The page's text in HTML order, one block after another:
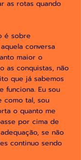
as rotas quando
é sobre
conversa
maior o
as conquistas, não
que já sabemos
funciona. Eu sou
como tal, sou
o quanto me
por cima de
se não
continuo sendo